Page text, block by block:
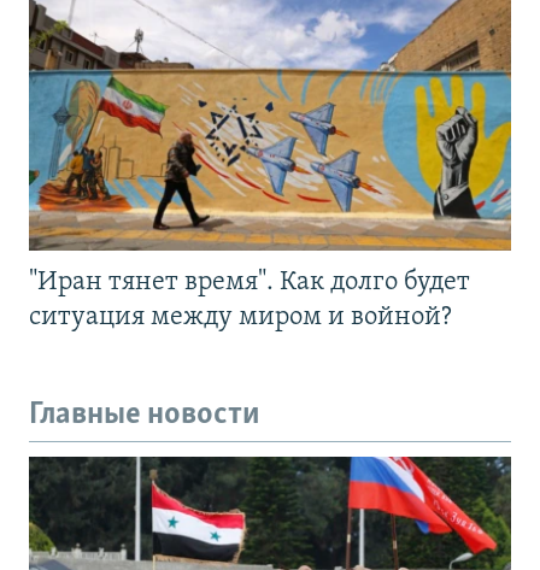
"Иран тянет время". Как долго будет
ситуация между миром и войной?
Главные новости